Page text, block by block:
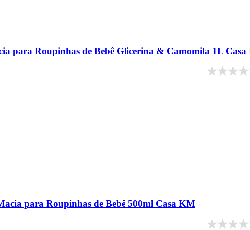
para Roupinhas de Bebê Glicerina & Camomila 1L
para Roupinhas de Bebê 500ml Casa KM